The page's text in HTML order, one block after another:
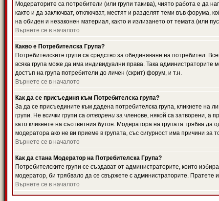
Модераторите са потребители (или групи такива), чиято работа е да
както и да заключват, отключват, местят и разделят теми във форума,
на обиден и незаконен материал, както и излизането от темата (или
Върнете се в началото
Какво е Потребителска Група?
Потребителските групи са средство за обединяване на потребител.
всяка група може да има индивидуални права. Така
достъп на група потребители до личен (скрит) форум, и т.н.
Върнете се в началото
Как да се присъединя към Потребителска група?
За да се присъедините към дадена потребителска група, кликнете на
групи. Не всички групи са отворени за членове, някой са затворени, а
като кликнете на съответния бутон. Модератора на групата трябва
модератора ако не ви приеме в групата, със сигурност има причини за
Върнете се в началото
Как да стана Модератор на Потребителска Група?
Потребителските групи се създават от администраторите, които
модератор, би трябвало да се свържете с администраторите.
Върнете се в началото